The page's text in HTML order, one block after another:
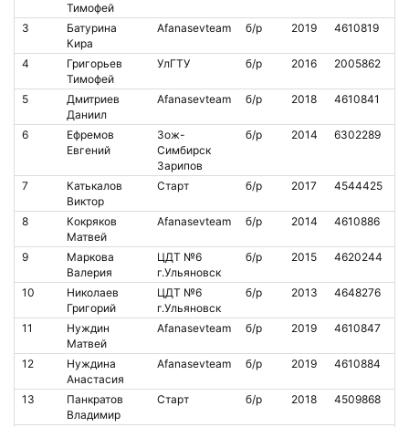
Тимофей
3
Батурина
Кира
Afanasevteam б/р 2019 4610819
4
Григорьев
Тимофей
УлГТУ б/р 2016 2005862
5
Дмитриев
Даниил
Afanasevteam б/р 2018 4610841
6
Ефремов
Евгений
Зож-
Симбирск
Зарипов
б/р 2014 6302289
7
Катькалов
Виктор
Старт б/р 2017 4544425
8
Кокряков
Матвей
Afanasevteam б/р 2014 4610886
9
Маркова
Валерия
ЦДТ №6
г.Ульяновск
б/р 2015 4620244
10
Николаев
Григорий
ЦДТ №6
г.Ульяновск
б/р 2013 4648276
11
Нуждин
Матвей
Afanasevteam б/р 2019 4610847
12
Нуждина
Анастасия
Afanasevteam б/р 2019 4610884
13
Панкратов
Владимир
Старт б/р 2018 4509868